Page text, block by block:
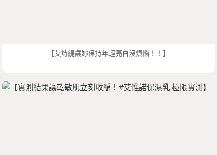
【艾詩緹讓妳保持年輕亮白沒煩惱！！】